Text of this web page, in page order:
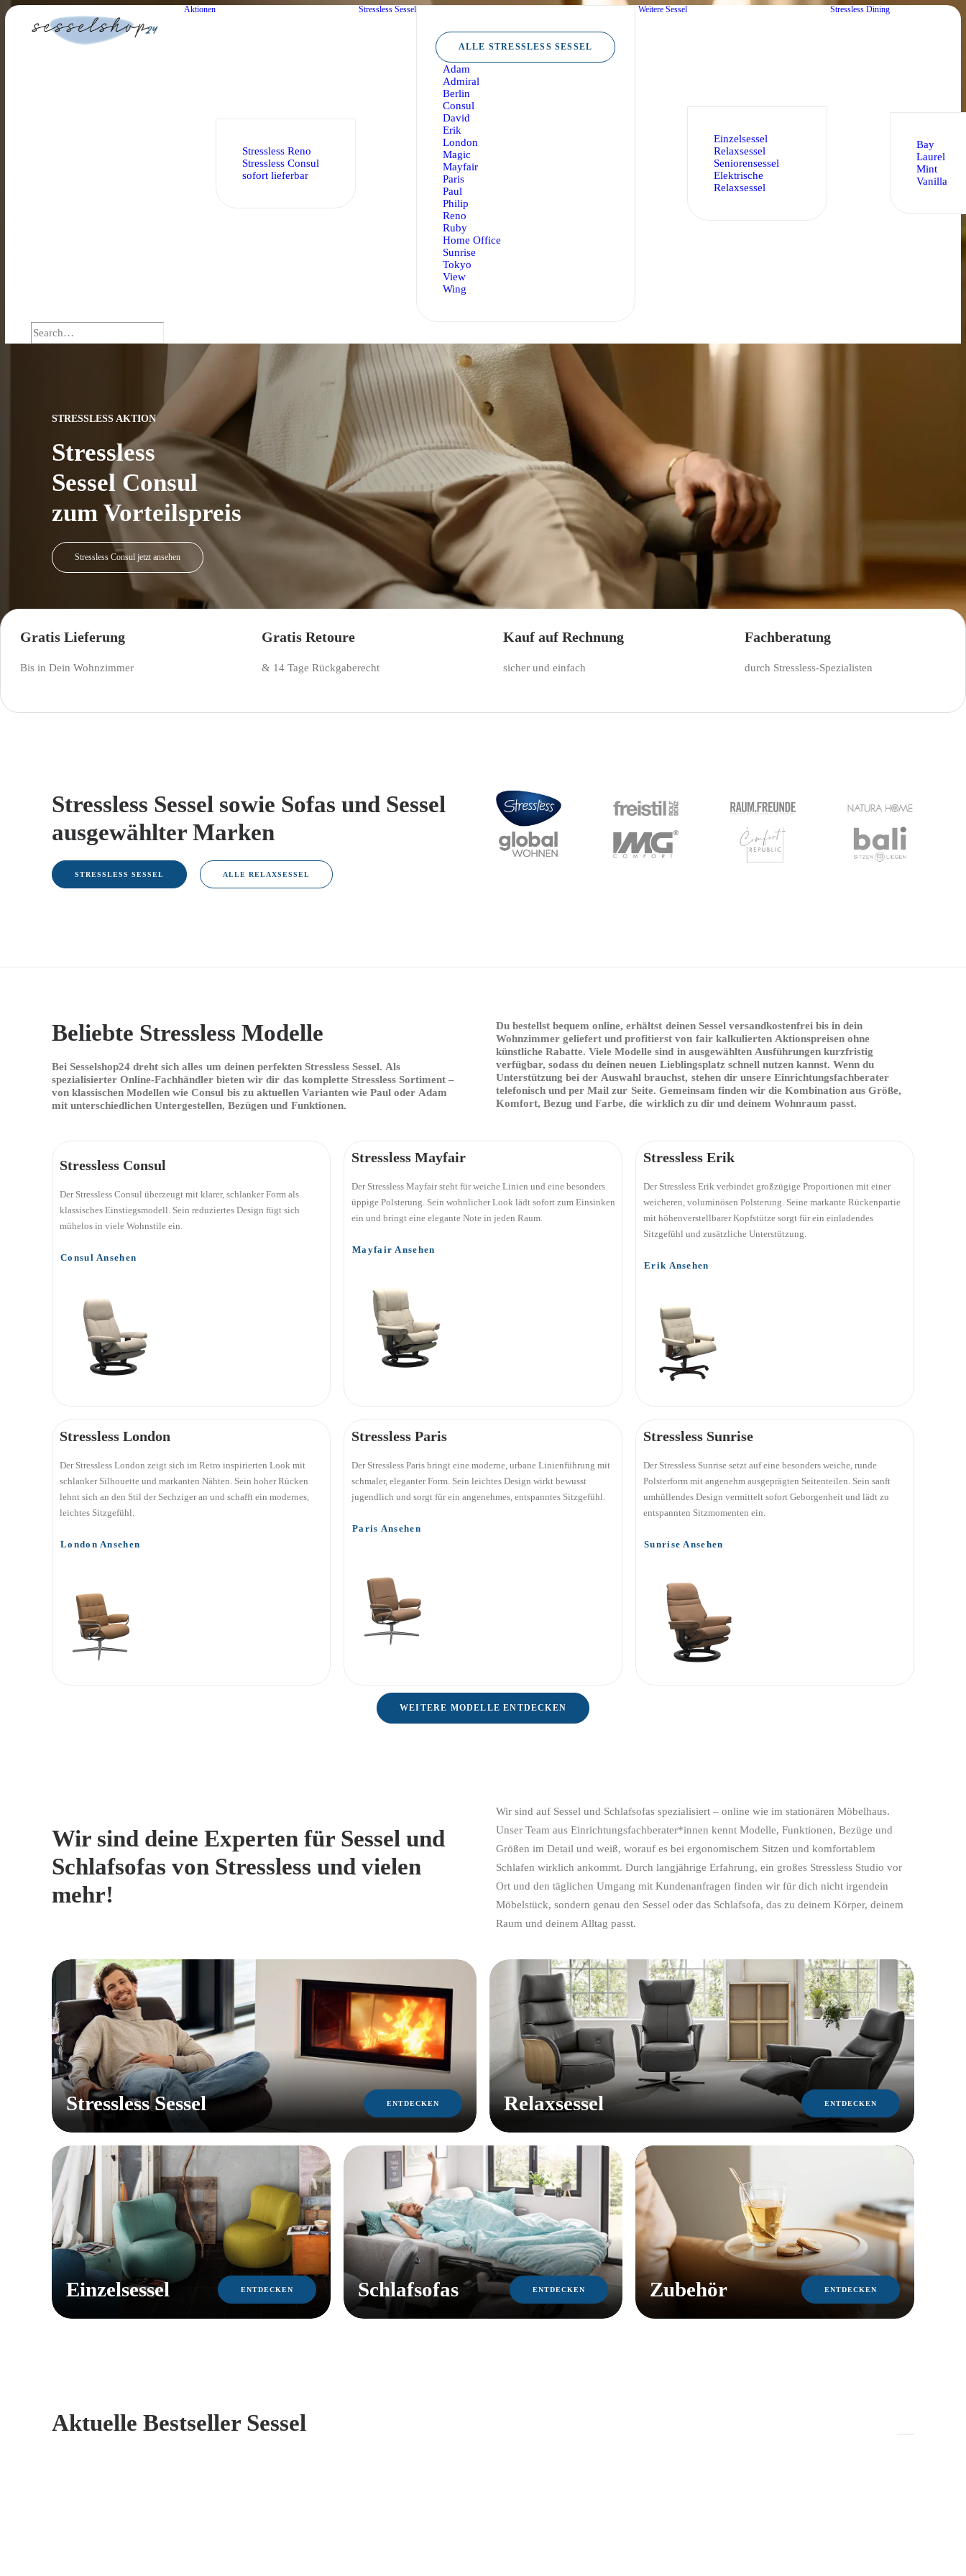
Aktionen
Stressless Reno
Stressless Consul
sofort lieferbar
Stressless Sessel
ALLE STRESSLESS SESSEL
Adam
Admiral
Berlin
Consul
David
Erik
London
Magic
Mayfair
Paris
Paul
Philip
Reno
Ruby
Home Office
Sunrise
Tokyo
View
Wing
Weitere Sessel
Einzelsessel
Relaxsessel
Seniorensessel
Elektrische
Relaxsessel
Stressless Dining
Bay
Laurel
Mint
Vanilla
STRESSLESS AKTION
Stressless
Sessel Consul
zum Vorteilspreis
Stressless Consul jetzt ansehen
Gratis Lieferung
Bis in Dein Wohnzimmer
Gratis Retoure
& 14 Tage Rückgaberecht
Kauf auf Rechnung
sicher und einfach
Fachberatung
durch Stressless-Spezialisten
Stressless Sessel sowie Sofas und Sessel
ausgewählter Marken
STRESSLESS SESSEL ALLE RELAXSESSEL
Beliebte Stressless Modelle
Bei Sesselshop24 dreht sich alles um deinen perfekten Stressless Sessel. Als
spezialisierter Online-Fachhändler bieten wir dir das komplette Stressless Sortiment –
von klassischen Modellen wie Consul bis zu aktuellen Varianten wie Paul oder Adam
mit unterschiedlichen Untergestellen, Bezügen und Funktionen.
Du bestellst bequem online, erhältst deinen Sessel versandkostenfrei bis in dein
Wohnzimmer geliefert und profitierst von fair kalkulierten Aktionspreisen ohne
künstliche Rabatte. Viele Modelle sind in ausgewählten Ausführungen kurzfristig
verfügbar, sodass du deinen neuen Lieblingsplatz schnell nutzen kannst. Wenn du
Unterstützung bei der Auswahl brauchst, stehen dir unsere Einrichtungsfachberater
telefonisch und per Mail zur Seite. Gemeinsam finden wir die Kombination aus Größe,
Komfort, Bezug und Farbe, die wirklich zu dir und deinem Wohnraum passt.
Stressless Consul
Der Stressless Consul überzeugt mit klarer, schlanker Form als
klassisches Einstiegsmodell. Sein reduziertes Design fügt sich
mühelos in viele Wohnstile ein.
Consul Ansehen
Stressless Mayfair
Der Stressless Mayfair steht für weiche Linien und eine besonders
üppige Polsterung. Sein wohnlicher Look lädt sofort zum Einsinken
ein und bringt eine elegante Note in jeden Raum.
Mayfair Ansehen
Stressless Erik
Der Stressless Erik verbindet großzügige Proportionen mit einer
weicheren, voluminösen Polsterung. Seine markante Rückenpartie
mit höhenverstellbarer Kopfstütze sorgt für ein einladendes
Sitzgefühl und zusätzliche Unterstützung.
Erik Ansehen
Stressless London
Der Stressless London zeigt sich im Retro inspirierten Look mit
schlanker Silhouette und markanten Nähten. Sein hoher Rücken
lehnt sich an den Stil der Sechziger an und schafft ein modernes,
leichtes Sitzgefühl.
London Ansehen
Stressless Paris
Der Stressless Paris bringt eine moderne, urbane Linienführung mit
schmaler, eleganter Form. Sein leichtes Design wirkt bewusst
jugendlich und sorgt für ein angenehmes, entspanntes Sitzgefühl.
Paris Ansehen
Stressless Sunrise
Der Stressless Sunrise setzt auf eine besonders weiche, runde
Polsterform mit angenehm ausgeprägten Seitenteilen. Sein sanft
umhüllendes Design vermittelt sofort Geborgenheit und lädt zu
entspannten Sitzmomenten ein.
Sunrise Ansehen
WEITERE MODELLE ENTDECKEN
Wir sind deine Experten für Sessel und
Schlafsofas von Stressless und vielen
mehr!
Wir sind auf Sessel und Schlafsofas spezialisiert – online wie im stationären Möbelhaus.
Unser Team aus Einrichtungsfachberater*innen kennt Modelle, Funktionen, Bezüge und
Größen im Detail und weiß, worauf es bei ergonomischem Sitzen und komfortablem
Schlafen wirklich ankommt. Durch langjährige Erfahrung, ein großes Stressless Studio vor
Ort und den täglichen Umgang mit Kundenanfragen finden wir für dich nicht irgendein
Möbelstück, sondern genau den Sessel oder das Schlafsofa, das zu deinem Körper, deinem
Raum und deinem Alltag passt.
Stressless Sessel ENTDECKEN Relaxsessel ENTDECKEN
Einzelsessel ENTDECKEN Schlafsofas ENTDECKEN Zubehör ENTDECKEN
Aktuelle Bestseller Sessel